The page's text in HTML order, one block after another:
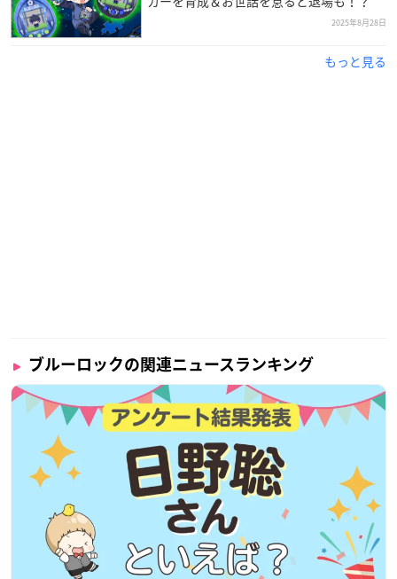
2025年8月28日
もっと見る
ブルーロックの関連ニュースランキング